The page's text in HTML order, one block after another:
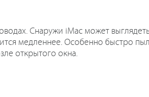
Снаружи iMac может
медленнее. Особенно быстро
открытого окна.